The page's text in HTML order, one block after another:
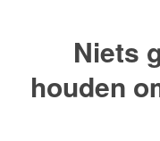
Niets
houden